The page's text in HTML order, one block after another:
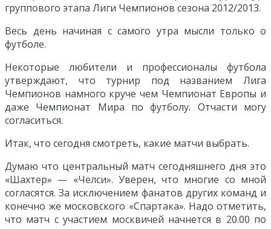
группового этапа Лиги Чемпионов сезона 2012/2013.
Весь день начиная с самого утра мысли только о
футболе.
Некоторые любители и профессионалы футбола
утверждают, что турнир под названием Лига
Чемпионов намного круче чем Чемпионат Европы и
даже Чемпионат Мира по футболу. Отчасти могу
согласиться.
Итак, что сегодня смотреть, какие матчи выбрать.
Думаю что центральный матч сегодняшнего дня это
«Шахтер» — «Челси». Уверен, что многие со мной
согласятся. За исключением фанатов других команд и
конечно же московского «Спартака». Надо отметить,
что матч с участием москвичей начнется в 20.00 по